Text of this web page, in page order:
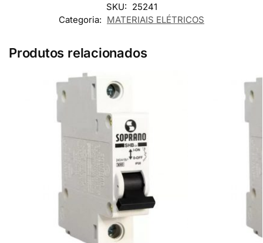
SKU: 25241
Categoria: MATERIAIS ELÉTRICOS
Produtos relacionados